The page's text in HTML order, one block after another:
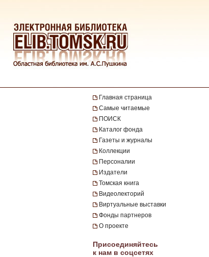
Главная страница
Самые читаемые
ПОИСК
Каталог фонда
Газеты и журналы
Коллекции
Персоналии
Издатели
Томская книга
Видеолекторий
Виртуальные выставки
Фонды партнеров
О проекте
Присоединяйтесь
к нам в соцсетях